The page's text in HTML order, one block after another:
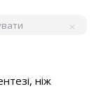
ніж